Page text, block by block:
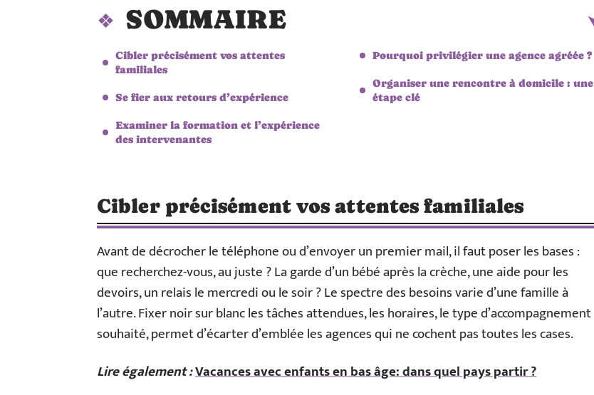
SOMMAIRE
Cibler précisément vos attentes
familiales
Se fier aux retours d’expérience
Examiner la formation et l’expérience
des intervenantes
Pourquoi privilégier une agence agréée ?
Organiser une rencontre à domicile : une
étape clé
Cibler précisément vos attentes familiales
Avant de décrocher le téléphone ou d’envoyer un premier mail, il faut poser les bases :
que recherchez-vous, au juste ? La garde d’un bébé après la crèche, une aide pour les
devoirs, un relais le mercredi ou le soir ? Le spectre des besoins varie d’une famille à
l’autre. Fixer noir sur blanc les tâches attendues, les horaires, le type d’accompagnement
souhaité, permet d’écarter d’emblée les agences qui ne cochent pas toutes les cases.
Lire également :Vacances avec enfants en bas âge: dans quel pays partir ?